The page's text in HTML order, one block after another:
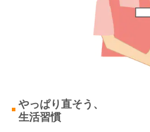
やっぱり直そう、
生活習慣